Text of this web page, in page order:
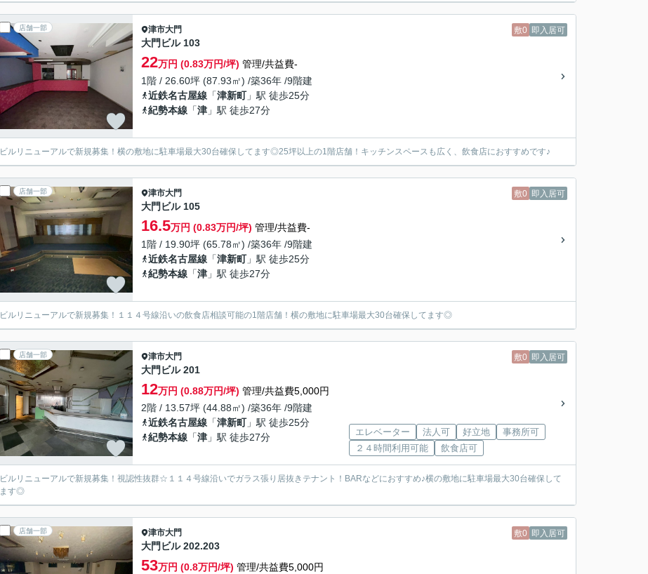
店舗一部 敷0 即入居可
津市大門
大門ビル 103
22万円 (0.83万円/坪) 管理/共益費-
1階 / 26.60坪 (87.93㎡) /築36年 /9階建
近鉄名古屋線 「津新町」駅 徒歩25分
紀勢本線 「津 」駅 徒歩27分
ビルリニューアルで新規募集！横の敷地に駐車場最大30台確保してます◎25坪以上の1階店舗！キッチンスペースも広く、飲食店におすすめです♪
店舗一部 敷0 即入居可
津市大門
大門ビル 105
16.5万円 (0.83万円/坪) 管理/共益費-
1階 / 19.90坪 (65.78㎡) /築36年 /9階建
近鉄名古屋線 「津新町」駅 徒歩25分
紀勢本線 「津 」駅 徒歩27分
ビルリニューアルで新規募集！１１４号線沿いの飲食店相談可能の1階店舗！横の敷地に駐車場最大30台確保してます◎
店舗一部 敷0 即入居可
津市大門
大門ビル 201
12万円 (0.88万円/坪) 管理/共益費5,000円
2階 / 13.57坪 (44.88㎡) /築36年 /9階建
近鉄名古屋線 「津新町」駅 徒歩25分
紀勢本線 「津 」駅 徒歩27分 エレベーター 法人可 好立地
事務所可
２４時間利用可能
飲食店可
ビルリニューアルで新規募集！視認性抜群☆１１４号線沿いでガラス張り居抜きテナント！BARなどにおすすめ♪横の敷地に駐車場最大30台確保して
ます◎
店舗一部 敷0 即入居可
津市大門
大門ビル 202.203
53万円 (0.8万円/坪) 管理/共益費5,000円